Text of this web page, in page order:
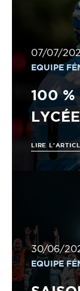
07/07/
EQUIPE
100 %
LIRE
30/06/
EQUIPE